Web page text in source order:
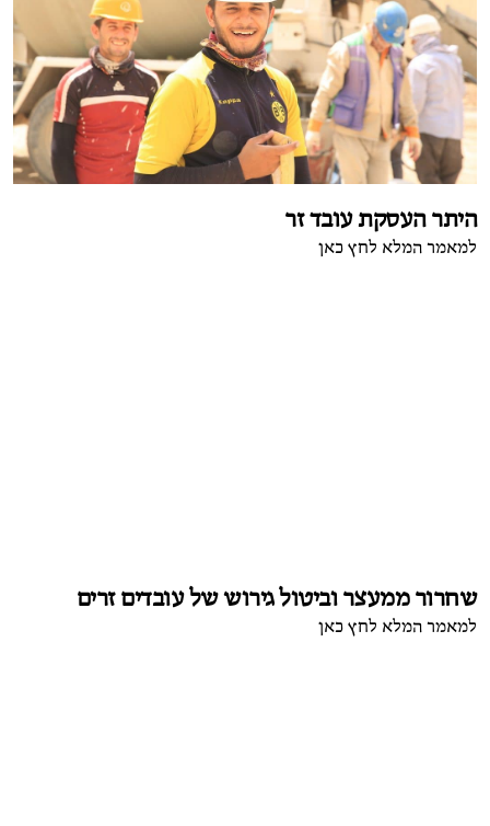
היתר העסקת עובד זר
למאמר המלא לחץ כאן
שחרור ממעצר וביטול גירוש של עובדים זרים
למאמר המלא לחץ כאן